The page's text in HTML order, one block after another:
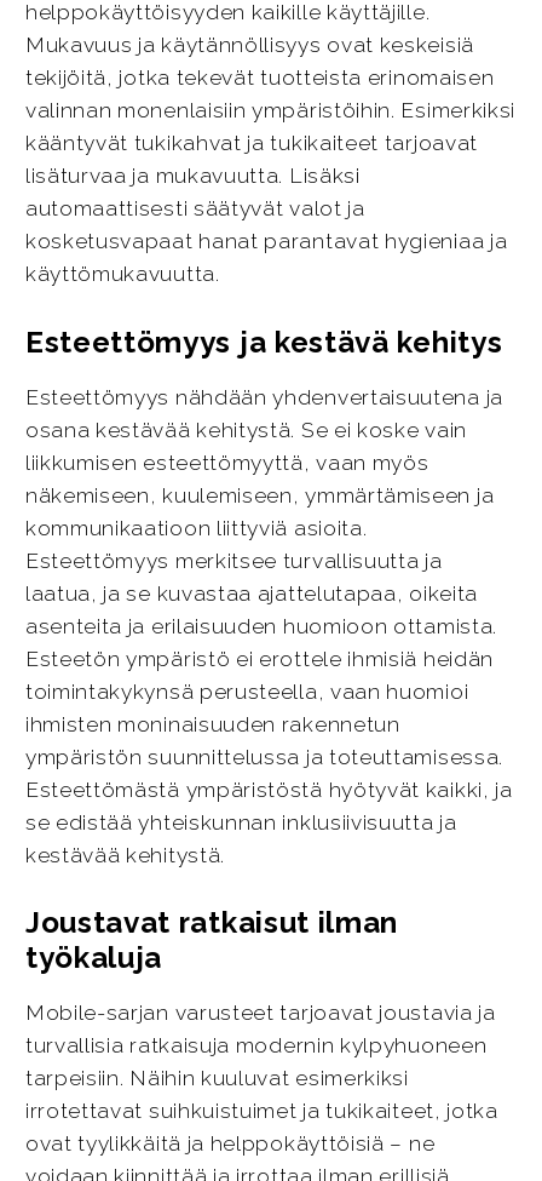
helppokäyttöisyyden kaikille käyttäjille.
Mukavuus ja käytännöllisyys ovat keskeisiä
tekijöitä, jotka tekevät tuotteista erinomaisen
valinnan monenlaisiin ympäristöihin. Esimerkiksi
kääntyvät tukikahvat ja tukikaiteet tarjoavat
lisäturvaa ja mukavuutta. Lisäksi
automaattisesti säätyvät valot ja
kosketusvapaat hanat parantavat hygieniaa ja
käyttömukavuutta.
Esteettömyys ja kestävä kehitys
Esteettömyys nähdään yhdenvertaisuutena ja
osana kestävää kehitystä. Se ei koske vain
liikkumisen esteettömyyttä, vaan myös
näkemiseen, kuulemiseen, ymmärtämiseen ja
kommunikaatioon liittyviä asioita.
Esteettömyys merkitsee turvallisuutta ja
laatua, ja se kuvastaa ajattelutapaa, oikeita
asenteita ja erilaisuuden huomioon ottamista.
Esteetön ympäristö ei erottele ihmisiä heidän
toimintakykynsä perusteella, vaan huomioi
ihmisten moninaisuuden rakennetun
ympäristön suunnittelussa ja toteuttamisessa.
Esteettömästä ympäristöstä hyötyvät kaikki, ja
se edistää yhteiskunnan inklusiivisuutta ja
kestävää kehitystä.
Joustavat ratkaisut ilman
työkaluja
Mobile-sarjan varusteet tarjoavat joustavia ja
turvallisia ratkaisuja modernin kylpyhuoneen
tarpeisiin. Näihin kuuluvat esimerkiksi
irrotettavat suihkuistuimet ja tukikaiteet, jotka
ovat tyylikkäitä ja helppokäyttöisiä – ne
voidaan kiinnittää ja irrottaa ilman erillisiä